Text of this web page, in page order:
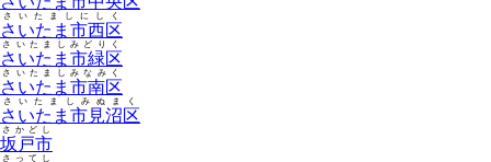
さいたま市西区
さいたましにしく
さいたま市緑区
さいたましみどりく
さいたま市南区
さいたましみなみく
さいたま市見沼区
さいたましみぬまく
坂戸市
さかどし
さってし